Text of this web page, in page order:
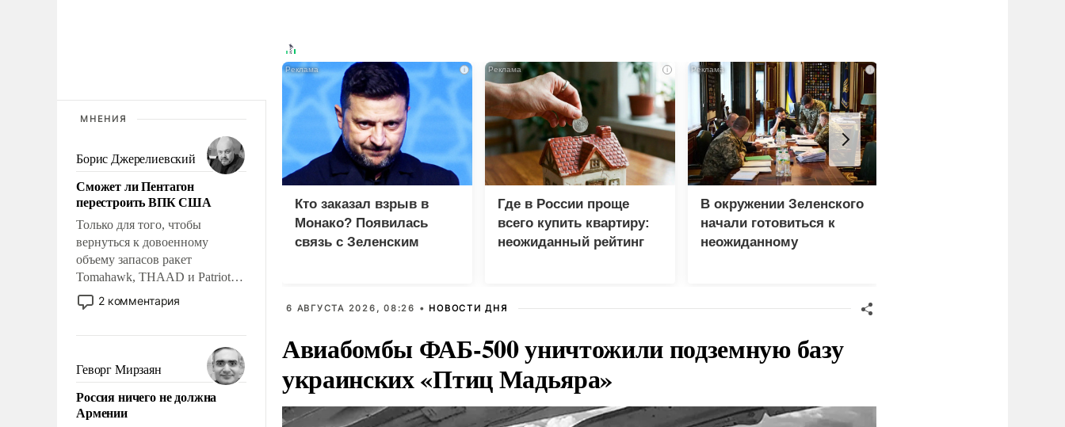
МНЕНИЯ
Борис Джерелиевский
Сможет ли Пентагон
перестроить ВПК США
Только для того, чтобы
вернуться к довоенному
объему запасов ракет
Tomahawk, THAAD и Patriot
США потребуется более трех
лет. Даже небольшая война с
Сложившаяся ситуация
означает многолетний период
уязвимости США, например,
перед Китаем.
2 комментария
Геворг Мирзаян
Россия ничего не должна
Армении
i
Кто заказал взрыв в
Монако? Появилась
связь с Зеленским
i
Где в России проще
всего купить квартиру:
неожиданный рейтинг
i
В окружении Зеленского
начали готовиться к
неожиданному
6 АВГУСТА 2026, 08:26 • НОВОСТИ ДНЯ
Авиабомбы ФАБ-500 уничтожили подземную базу
украинских «Птиц Мадьяра»